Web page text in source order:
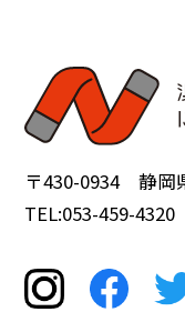
〒430-0934 静岡
TEL:053-459-4320